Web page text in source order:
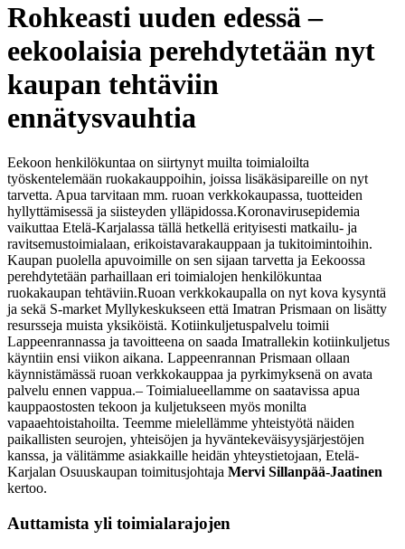
Rohkeasti uuden edessä –
eekoolaisia perehdytetään nyt
kaupan tehtäviin
ennätysvauhtia
Eekoon henkilökuntaa on siirtynyt muilta toimialoilta
työskentelemään ruokakauppoihin, joissa lisäkäsipareille on nyt
tarvetta. Apua tarvitaan mm. ruoan verkkokaupassa, tuotteiden
hyllyttämisessä ja siisteyden ylläpidossa.Koronavirusepidemia
vaikuttaa Etelä-Karjalassa tällä hetkellä erityisesti matkailu- ja
ravitsemustoimialaan, erikoistavarakauppaan ja tukitoimintoihin.
Kaupan puolella apuvoimille on sen sijaan tarvetta ja Eekoossa
perehdytetään parhaillaan eri toimialojen henkilökuntaa
ruokakaupan tehtäviin.Ruoan verkkokaupalla on nyt kova kysyntä
ja sekä S-market Myllykeskukseen että Imatran Prismaan on lisätty
resursseja muista yksiköistä. Kotiinkuljetuspalvelu toimii
Lappeenrannassa ja tavoitteena on saada Imatrallekin kotiinkuljetus
käyntiin ensi viikon aikana. Lappeenrannan Prismaan ollaan
käynnistämässä ruoan verkkokauppaa ja pyrkimyksenä on avata
palvelu ennen vappua.– Toimialueellamme on saatavissa apua
kauppaostosten tekoon ja kuljetukseen myös monilta
vapaaehtoistahoilta. Teemme mielellämme yhteistyötä näiden
paikallisten seurojen, yhteisöjen ja hyväntekeväisyysjärjestöjen
kanssa, ja välitämme asiakkaille heidän yhteystietojaan, Etelä-
Karjalan Osuuskaupan toimitusjohtaja Mervi Sillanpää-Jaatinen
kertoo.
Auttamista yli toimialarajojen